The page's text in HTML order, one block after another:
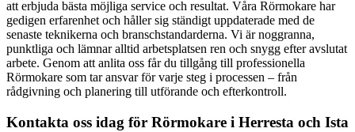
att erbjuda bästa möjliga service och resultat. Våra Rörmokare har
gedigen erfarenhet och håller sig ständigt uppdaterade med de
senaste teknikerna och branschstandarderna. Vi är noggranna,
punktliga och lämnar alltid arbetsplatsen ren och snygg efter avslutat
arbete. Genom att anlita oss får du tillgång till professionella
Rörmokare som tar ansvar för varje steg i processen – från
rådgivning och planering till utförande och efterkontroll.
Kontakta oss idag för Rörmokare i Herresta och Ista